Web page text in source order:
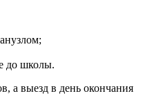
до школы.
а выезд в день окончания